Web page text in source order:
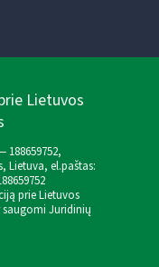
Lietuvos
Lietuva, el.paštas:
prie Lietuvos
Juridinių